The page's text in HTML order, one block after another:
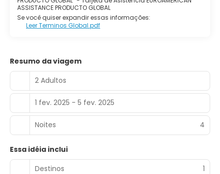
ASSISTANCE PRODUCTO GLOBAL
Se você quiser expandir essas informações:
Leer Terminos Global.pdf
Resumo da viagem
2 Adultos
1 fev. 2025 - 5 fev. 2025
Noites 4
Essa idéia inclui
Destinos
1